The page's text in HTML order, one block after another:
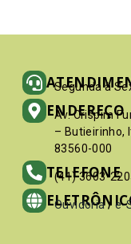
Segunda à
ENDEREÇO
Av. Crispim
– Butieirinho,
83560-000
TELEFONE
(41) 3603-
Ouvidoria / e-